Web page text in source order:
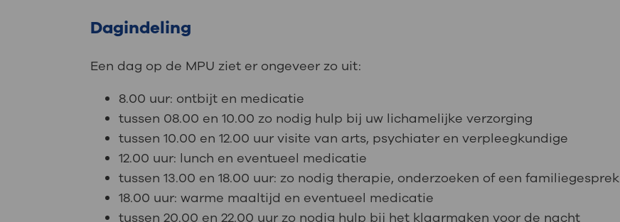
Dagindeling
Een dag op de MPU ziet er ongeveer zo uit:
8.00 uur: ontbijt en medicatie
tussen 08.00 en 10.00 zo nodig hulp bij uw lichamelijke verzorging
tussen 10.00 en 12.00 uur visite van arts, psychiater en verpleegkundige
12.00 uur: lunch en eventueel medicatie
tussen 13.00 en 18.00 uur: zo nodig therapie, onderzoeken of een familiegesprek
18.00 uur: warme maaltijd en eventueel medicatie
tussen 20.00 en 22.00 uur zo nodig hulp bij het klaarmaken voor de nacht